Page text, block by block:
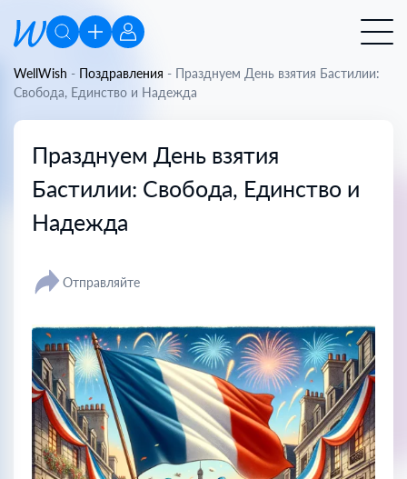
WellWish - Поздравления - Празднуем День взятия Бастилии:
Свобода, Единство и Надежда
Празднуем День взятия
Бастилии: Свобода, Единство и
Надежда
Отправляйте